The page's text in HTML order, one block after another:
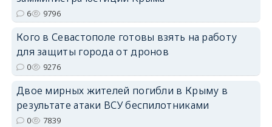
6 9796
Кого в Севастополе готовы взять на работу
для защиты города от дронов
0 9276
Двое мирных жителей погибли в Крыму в
результате атаки ВСУ беспилотниками
0 7839